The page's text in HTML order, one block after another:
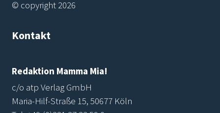
© copyright 2026
Kontakt
Redaktion Mamma Mia!
c/o atp Verlag GmbH
Maria-Hilf-Straße 15, 50677 Köln